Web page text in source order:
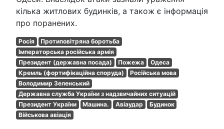
кілька житлових будинків, а також є інформація
про поранених.
Росія
Протиповітряна боротьба
Імператорська російська армія
Президент (державна посада)
Пожежа
Одеса
Кремль (фортифікаційна споруда)
Російська мова
Володимир Зеленський
Державна служба України з надзвичайних ситуацій
Президент України
Машина. Авіаудар
Будинок
Військова авіація